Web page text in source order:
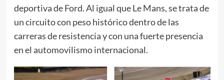
deportiva de Ford. Al igual que Le Mans, se trata de
un circuito con peso histórico dentro de las
carreras de resistencia y con una fuerte presencia
en el automovilismo internacional.